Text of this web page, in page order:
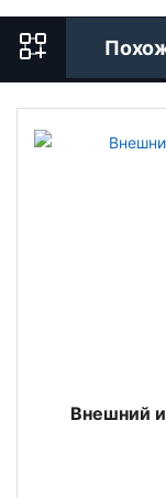
Внешний